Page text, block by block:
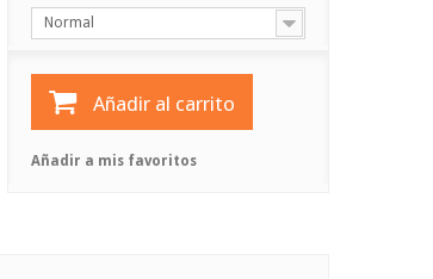
Normal
Añadir al carrito
Añadir a mis favoritos